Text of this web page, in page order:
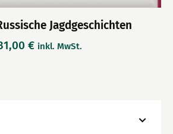
Jagdgeschichten
€ inkl. MwSt.